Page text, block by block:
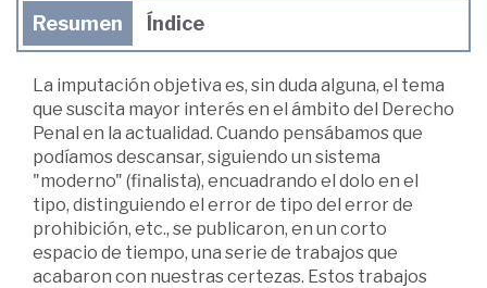
Resumen Índice
La imputación objetiva es, sin duda alguna, el tema
que suscita mayor interés en el ámbito del Derecho
Penal en la actualidad. Cuando pensábamos que
podíamos descansar, siguiendo un sistema
"moderno" (finalista), encuadrando el dolo en el
tipo, distinguiendo el error de tipo del error de
prohibición, etc., se publicaron, en un corto
espacio de tiempo, una serie de trabajos que
acabaron con nuestras certezas. Estos trabajos